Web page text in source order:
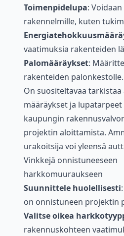
Toimenpidelupa:
rakennelmille, kuten
vaatimuksia rakenteiden
Palomääräykset:
rakenteiden palonkestolle.
On suositeltavaa
määräykset ja
kaupungin
projektin aloittamista.
urakoitsija voi yleensä
Vinkkejä onnistuneeseen
harkkomuuraukseen
Suunnittele huolellisesti
on onnistuneen projektin
Valitse oikea
rakennuskohteen